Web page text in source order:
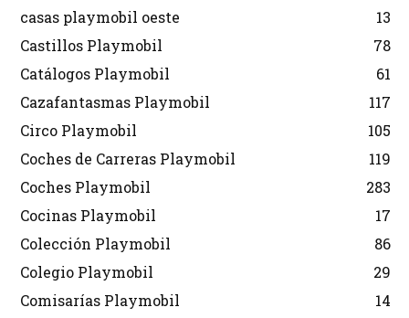
casas playmobil oeste
13
Castillos Playmobil
78
Catálogos Playmobil
61
Cazafantasmas Playmobil
117
Circo Playmobil
105
Coches de Carreras Playmobil
119
Coches Playmobil
283
Cocinas Playmobil
17
Colección Playmobil
86
Colegio Playmobil
29
Comisarías Playmobil
14